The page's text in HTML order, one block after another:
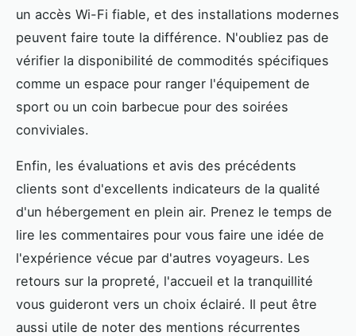
un accès Wi-Fi fiable, et des installations modernes
peuvent faire toute la différence. N'oubliez pas de
vérifier la disponibilité de commodités spécifiques
comme un espace pour ranger l'équipement de
sport ou un coin barbecue pour des soirées
conviviales.
Enfin, les évaluations et avis des précédents
clients sont d'excellents indicateurs de la qualité
d'un hébergement en plein air. Prenez le temps de
lire les commentaires pour vous faire une idée de
l'expérience vécue par d'autres voyageurs. Les
retours sur la propreté, l'accueil et la tranquillité
vous guideront vers un choix éclairé. Il peut être
aussi utile de noter des mentions récurrentes